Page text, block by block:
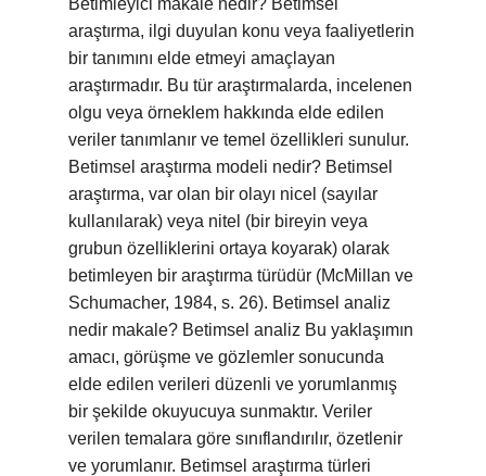
Betimleyici makale nedir? Betimsel
araştırma, ilgi duyulan konu veya faaliyetlerin
bir tanımını elde etmeyi amaçlayan
araştırmadır. Bu tür araştırmalarda, incelenen
olgu veya örneklem hakkında elde edilen
veriler tanımlanır ve temel özellikleri sunulur.
Betimsel araştırma modeli nedir? Betimsel
araştırma, var olan bir olayı nicel (sayılar
kullanılarak) veya nitel (bir bireyin veya
grubun özelliklerini ortaya koyarak) olarak
betimleyen bir araştırma türüdür (McMillan ve
Schumacher, 1984, s. 26). Betimsel analiz
nedir makale? Betimsel analiz Bu yaklaşımın
amacı, görüşme ve gözlemler sonucunda
elde edilen verileri düzenli ve yorumlanmış
bir şekilde okuyucuya sunmaktır. Veriler
verilen temalara göre sınıflandırılır, özetlenir
ve yorumlanır. Betimsel araştırma türleri